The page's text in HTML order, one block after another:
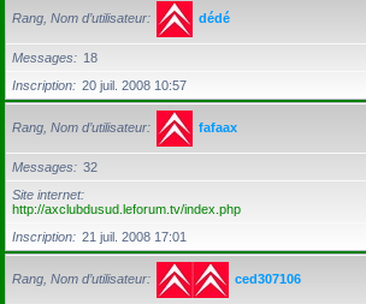
Rang, Nom d’utilisateur dédé
Messages
18
Inscription
20 juil. 2008 10:57
Rang, Nom d’utilisateur fafaax
Messages
32
Site internet
http://axclubdusud.leforum.tv/index.php
Inscription
21 juil. 2008 17:01
Rang, Nom d’utilisateur ced307106